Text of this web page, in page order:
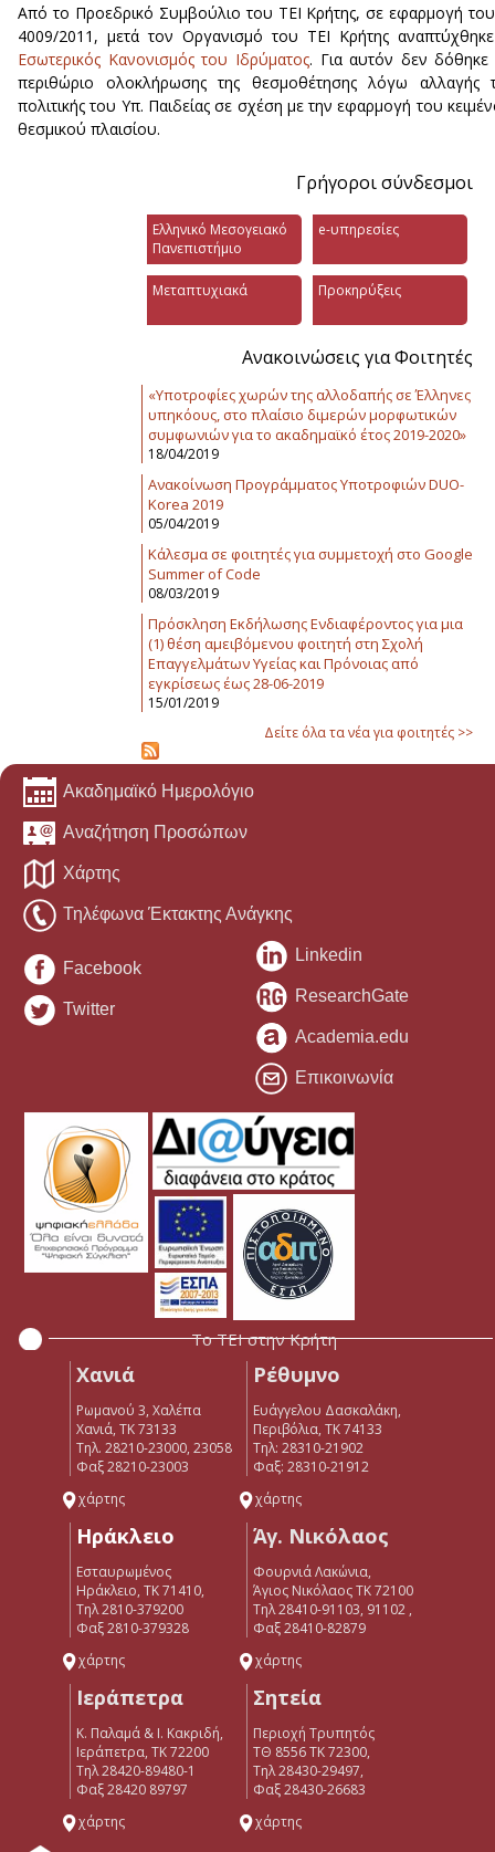
Από το Προεδρικό Συμβούλιο του ΤΕΙ Κρήτης, σε εφαρμογή
4009/2011, μετά τον Οργανισμό του ΤΕΙ Κρήτης
Εσωτερικός Κανονισμός του Ιδρύματος. Για αυτόν δεν δόθηκε
περιθώριο ολοκλήρωσης της θεσμοθέτησης λόγω αλλαγής
πολιτικής του Υπ. Παιδείας σε σχέση με την εφαρμογή του
θεσμικού πλαισίου.
Γρήγοροι σύνδεσμοι
Ελληνικό Μεσογειακό
Πανεπιστήμιο
e-υπηρεσίες
Μεταπτυχιακά Προκηρύξεις
Ανακοινώσεις για Φοιτητές
«Υποτροφίες χωρών της αλλοδαπής σε Έλληνες
υπηκόους, στο πλαίσιο διμερών μορφωτικών
συμφωνιών για το ακαδημαϊκό έτος 2019-2020»
18/04/2019
Ανακοίνωση Προγράμματος Υποτροφιών DUO-
Korea 2019
05/04/2019
Κάλεσμα σε φοιτητές για συμμετοχή στο Google
Summer of Code
08/03/2019
Πρόσκληση Εκδήλωσης Ενδιαφέροντος για μια
(1) θέση αμειβόμενου φοιτητή στη Σχολή
Επαγγελμάτων Υγείας και Πρόνοιας από
εγκρίσεως έως 28-06-2019
15/01/2019
Δείτε όλα τα νέα για φοιτητές >>
Ακαδημαϊκό Ημερολόγιο
Αναζήτηση Προσώπων
Χάρτης
Τηλέφωνα Έκτακτης Ανάγκης
Facebook
Twitter
Linkedin
ResearchGate
Academia.edu
Επικοινωνία
Το ΤΕΙ στην Κρήτη
Χανιά
Ρωμανού 3, Χαλέπα
Χανιά, ΤΚ 73133
Τηλ. 28210-23000, 23058
Φαξ 28210-23003
χάρτης
Ρέθυμνο
Ευάγγελου Δασκαλάκη,
Περιβόλια, ΤΚ 74133
Tηλ: 28310-21902
Φαξ: 28310-21912
χάρτης
Ηράκλειο
Εσταυρωμένος
Ηράκλειο, ΤΚ 71410,
Τηλ 2810-379200
Φαξ 2810-379328
χάρτης
Άγ. Νικόλαος
Φουρνιά Λακώνια,
Άγιος Νικόλαος ΤΚ 72100
Τηλ 28410-91103, 91102 ,
Φαξ 28410-82879
χάρτης
Ιεράπετρα
Κ. Παλαμά & Ι. Κακριδή,
Ιεράπετρα, ΤΚ 72200
Tηλ 28420-89480-1
Φαξ 28420 89797
χάρτης
Σητεία
Περιοχή Τρυπητός
ΤΘ 8556 ΤΚ 72300,
Τηλ 28430-29497,
Φαξ 28430-26683
χάρτης